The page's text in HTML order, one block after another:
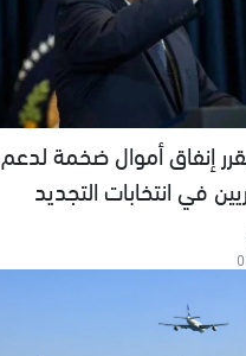
إنفاق أموال ضخمة لدعم
في انتخابات التجديد